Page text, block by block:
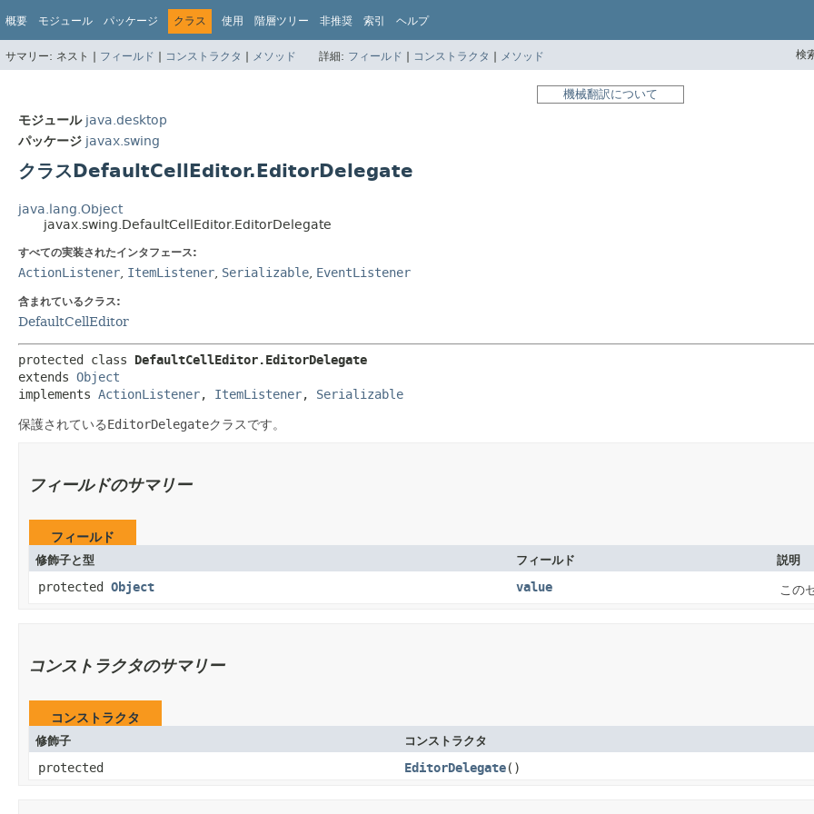
概要 モジュール パッケージ クラス 使用 階層ツリー 非推奨 索引 ヘルプ
サマリー: ネスト | フィールド | コンストラクタ | メソッド 詳細: フィールド | コンストラクタ | メソッド 検
機械翻訳について
モジュール java.desktop
パッケージ javax.swing
クラスDefaultCellEditor.EditorDelegate
java.lang.Object
javax.swing.DefaultCellEditor.EditorDelegate
すべての実装されたインタフェース:
ActionListener ItemListener Serializable EventListener
含まれているクラス:
DefaultCellEditor
protected class DefaultCellEditor.EditorDelegate
extends Object
implements ActionListener, ItemListener, Serializable
保護されているEditorDelegateクラスです。
フィールドのサマリー
フィールド
修飾子と型 フィールド 説明
protected Object value この
コンストラクタのサマリー
コンストラクタ
修飾子 コンストラクタ
protected EditorDelegate()